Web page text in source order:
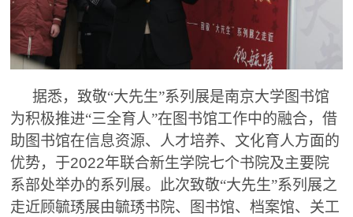
据悉，致敬“大先生”系列展是南京大学图书馆
为积极推进“三全育人”在图书馆工作中的融合，借
助图书馆在信息资源、人才培养、文化育人方面的
优势，于2022年联合新生学院七个书院及主要院
系部处举办的系列展。此次致敬“大先生”系列展之
走近顾毓琇展由毓琇书院、图书馆、档案馆、关工